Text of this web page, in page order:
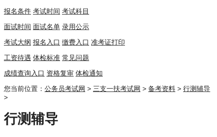
报名条件 考试时间 考试科目
面试时间 面试名单 录用公示
考试大纲 报名入口 缴费入口 准考证打印
工资待遇 体检标准 常见问题
成绩查询入口 资格复审 体检通知
您当前位置： 公务员考试网 > 三支一扶考试网 > 备考资料 > 行测辅导
>
行测辅导